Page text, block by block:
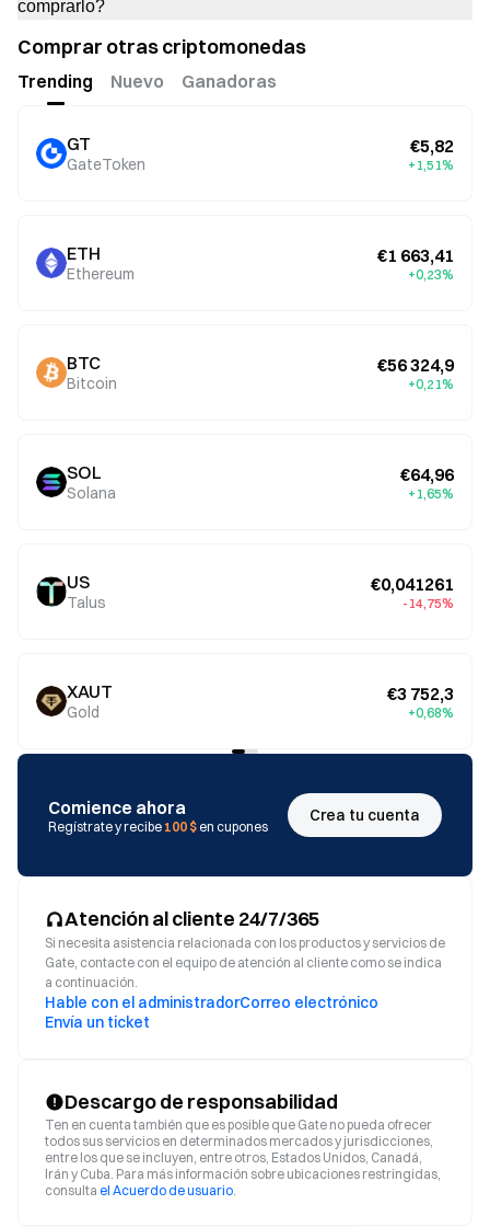
comprarlo?
Comprar otras criptomonedas
Trending Nuevo Ganadoras
GT
GateToken
€5,82
+1,51%
ETH
Ethereum
€1 663,41
+0,23%
BTC
Bitcoin
€56 324,9
+0,21%
SOL
Solana
€64,96
+1,65%
US
Talus
€0,041261
-14,75%
XAUT
Gold
€3 752,3
+0,68%
Comience ahora
Regístrate y recibe 100 $ en cupones
Crea tu cuenta
Atención al cliente 24/7/365
Si necesita asistencia relacionada con los productos y servicios de
Gate, contacte con el equipo de atención al cliente como se indica
a continuación.
Hable con el administradorCorreo electrónico
Envía un ticket
Descargo de responsabilidad
Ten en cuenta también que es posible que Gate no pueda ofrecer
todos sus servicios en determinados mercados y jurisdicciones,
entre los que se incluyen, entre otros, Estados Unidos, Canadá,
Irán y Cuba. Para más información sobre ubicaciones restringidas,
consulta el Acuerdo de usuario.